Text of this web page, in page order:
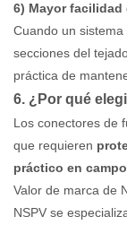
6) Mayor facilidad
Cuando un
secciones del
práctica de
6. ¿Por qué
Los conectores de
que requieren
práctico en campo
Valor de marca de
NSPV se